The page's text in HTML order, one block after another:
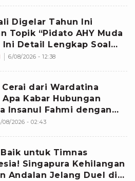
Digelar Tahun Ini
Topik “Pidato AHY Muda
Ini Detail Lengkap Soal
Rakyat
6/08/2026 - 12:38
Cerai dari Wardatina
Apa Kabar Hubungan
Insanul Fahmi dengan
08/2026 - 02:43
untuk Timnas
Singapura Kehilangan
Andalan Jelang Duel di